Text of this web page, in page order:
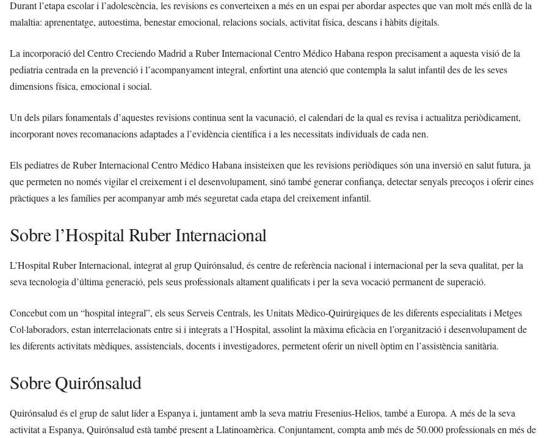
Durant l’etapa escolar i l’adolescència, les revisions es converteixen a més en un espai per abordar aspectes que van molt més enllà de la
malaltia: aprenentatge, autoestima, benestar emocional, relacions socials, activitat física, descans i hàbits digitals.
La incorporació del Centro Creciendo Madrid a Ruber Internacional Centro Médico Habana respon precisament a aquesta visió de la
pediatria centrada en la prevenció i l’acompanyament integral, enfortint una atenció que contempla la salut infantil des de les seves
dimensions física, emocional i social.
Un dels pilars fonamentals d’aquestes revisions continua sent la vacunació, el calendari de la qual es revisa i actualitza periòdicament,
incorporant noves recomanacions adaptades a l’evidència científica i a les necessitats individuals de cada nen.
Els pediatres de Ruber Internacional Centro Médico Habana insisteixen que les revisions periòdiques són una inversió en salut futura, ja
que permeten no només vigilar el creixement i el desenvolupament, sinó també generar confiança, detectar senyals precoços i oferir eines
pràctiques a les famílies per acompanyar amb més seguretat cada etapa del creixement infantil.
Sobre l’Hospital Ruber Internacional
L’Hospital Ruber Internacional, integrat al grup Quirónsalud, és centre de referència nacional i internacional per la seva qualitat, per la
seva tecnologia d’última generació, pels seus professionals altament qualificats i per la seva vocació permanent de superació.
Concebut com un “hospital integral”, els seus Serveis Centrals, les Unitats Mèdico-Quirúrgiques de les diferents especialitats i Metges
Col·laboradors, estan interrelacionats entre si i integrats a l’Hospital, assolint la màxima eficàcia en l’organització i desenvolupament de
les diferents activitats mèdiques, assistencials, docents i investigadores, permetent oferir un nivell òptim en l’assistència sanitària.
Sobre Quirónsalud
Quirónsalud és el grup de salut líder a Espanya i, juntament amb la seva matriu Fresenius-Helios, també a Europa. A més de la seva
activitat a Espanya, Quirónsalud està també present a Llatinoamèrica. Conjuntament, compta amb més de 50.000 professionals en més de